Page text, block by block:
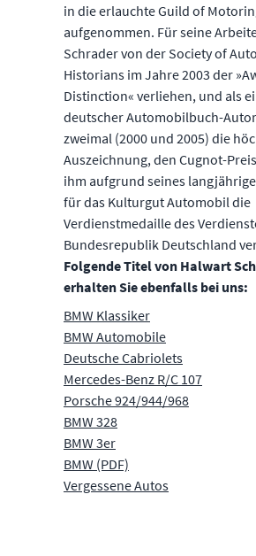
in die erlauchte Guild of
aufgenommen. Für seine
Schrader von der Society of
Historians im Jahre 2003 der
Distinction« verliehen, und als
deutscher Automobilbuch-
zweimal (2000 und 2005) die
Auszeichnung, den Cugnot-
ihm aufgrund seines
für das Kulturgut Automobil die
Verdienstmedaille des
Bundesrepublik Deutschland
Folgende Titel von Halwart
erhalten Sie ebenfalls bei uns:
BMW Klassiker
BMW Automobile
Deutsche Cabriolets
Mercedes-Benz R/C 107
Porsche 924/944/968
BMW 328
BMW 3er
BMW (PDF)
Vergessene Autos